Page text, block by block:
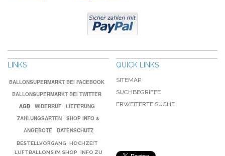
LINKS
BALLONSUPERMARKT BEI FACEBOOK
BALLONSUPERMARKT BEI TWITTER
AGB
WIDERRUF
LIEFERUNG
ZAHLUNGSARTEN
SHOP INFO &
ANGEBOTE
DATENSCHUTZ
BESTELLVORGANG
HOCHZEIT
LUFTBALLONS IM SHOP
INFO ZU
QUICK LINKS
SITEMAP
SUCHBEGRIFFE
ERWEITERTE SUCHE